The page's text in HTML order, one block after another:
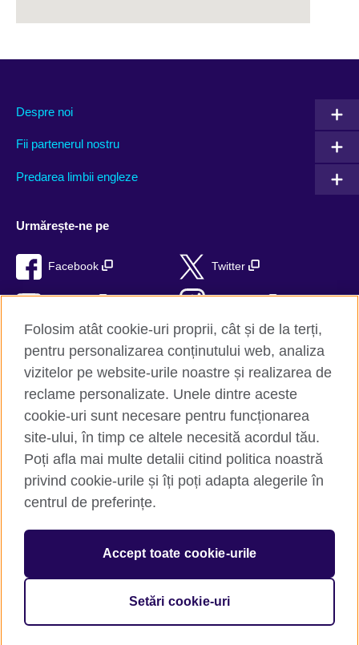
Despre noi
Fii partenerul nostru
Predarea limbii engleze
Urmărește-ne pe
Facebook Twitter
YouTube Instagram
TikTok RSS
British Council Global
Confidențialitate și termeni de utilizare
Trimite-ne comentariile tale
Cookie-uri
Hartă site
© 2026 British Council
209131 (England and Wales) SC037733 (Scotland).
Folosim atât cookie-uri proprii, cât și de la terți,
pentru personalizarea conținutului web, analiza
vizitelor pe website-urile noastre și realizarea de
reclame personalizate. Unele dintre aceste
cookie-uri sunt necesare pentru funcționarea
site-ului, în timp ce altele necesită acordul tău.
Poți afla mai multe detalii citind politica noastră
privind cookie-urile și îți poți adapta alegerile în
centrul de preferințe.
Accept toate cookie-urile
Setări cookie-uri